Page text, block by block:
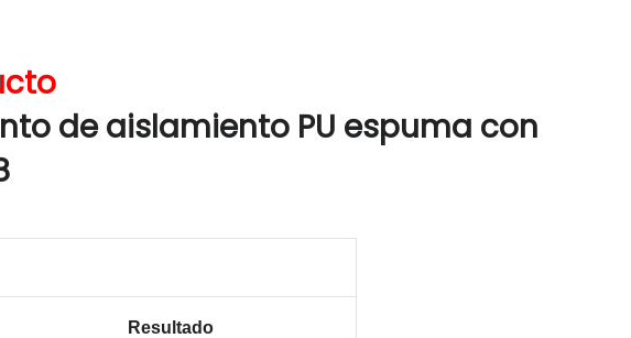
Resultado